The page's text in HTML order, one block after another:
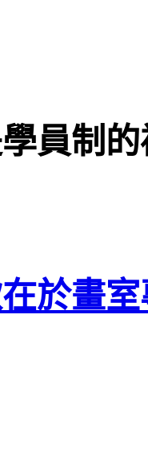
員制
於畫